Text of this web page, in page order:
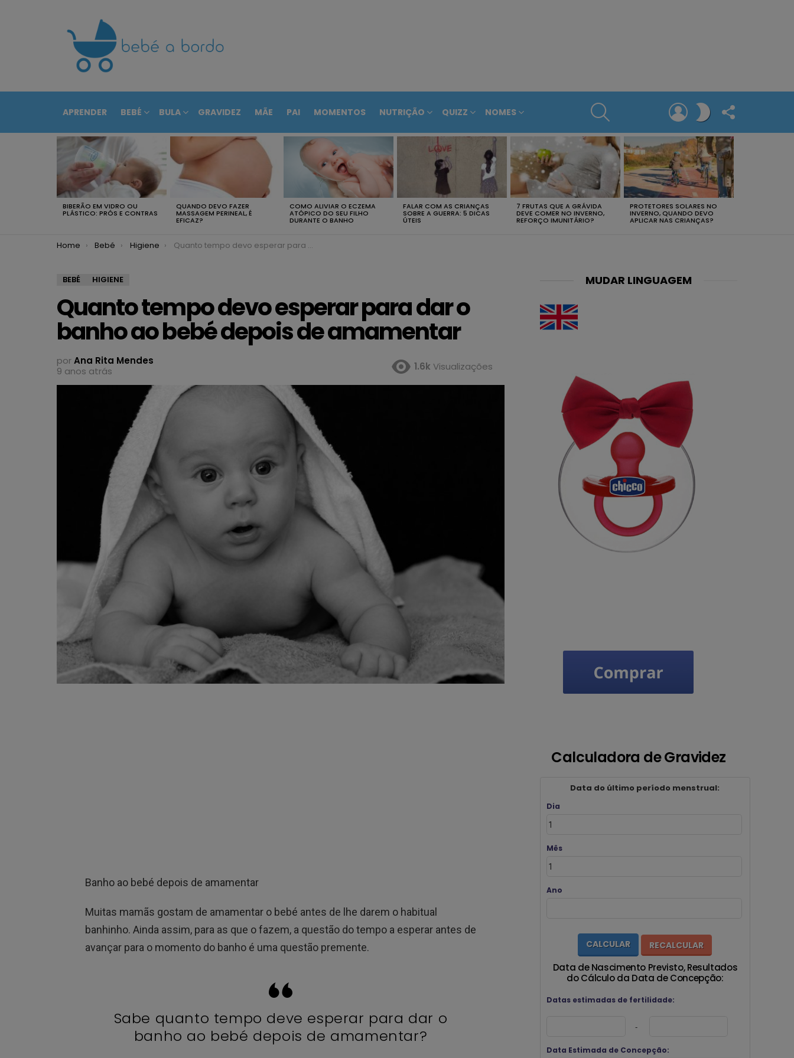
APRENDER BEBÉ BULA GRAVIDEZ MÃE PAI MOMENTOS NUTRIÇÃO QUIZZ NOMES
LOGIN
SWITCH
SKIN
RECENTEMENTE
BIBERÃO EM VIDRO OU
PLÁSTICO: PRÓS E CONTRAS
QUANDO DEVO FAZER
MASSAGEM PERINEAL, É
EFICAZ?
COMO ALIVIAR O ECZEMA
ATÓPICO DO SEU FILHO
DURANTE O BANHO
FALAR COM AS CRIANÇAS
SOBRE A GUERRA: 5 DICAS
ÚTEIS
7 FRUTAS QUE A GRÁVIDA
DEVE COMER NO INVERNO,
REFORÇO IMUNITÁRIO?
PROTETORES SOLARES NO
INVERNO, QUANDO DEVO
APLICAR NAS CRIANÇAS?
You are here:
Home Bebé Higiene Quanto tempo devo esperar para dar o banho ao bebé depois de amamentar
BEBÉ HIGIENE
Quanto tempo devo esperar para dar o
banho ao bebé depois de amamentar
porAna Rita Mendes
9 anos atrás
1.6k Visualizações
Banho ao bebé depois de amamentar
Muitas mamãs gostam de amamentar o bebé antes de lhe darem o habitual
banhinho. Ainda assim, para as que o fazem, a questão do tempo a esperar antes de
avançar para o momento do banho é uma questão premente.
Sabe quanto tempo deve esperar para dar o
banho ao bebé depois de amamentar?
MUDAR LINGUAGEM
Calculadora de Gravidez
Data do último período menstrual:
Dia
Mês
Ano
Data de Nascimento Previsto, Resultados
do Cálculo da Data de Concepção:
Datas estimadas de fertilidade:
-
Data Estimada de Concepção: